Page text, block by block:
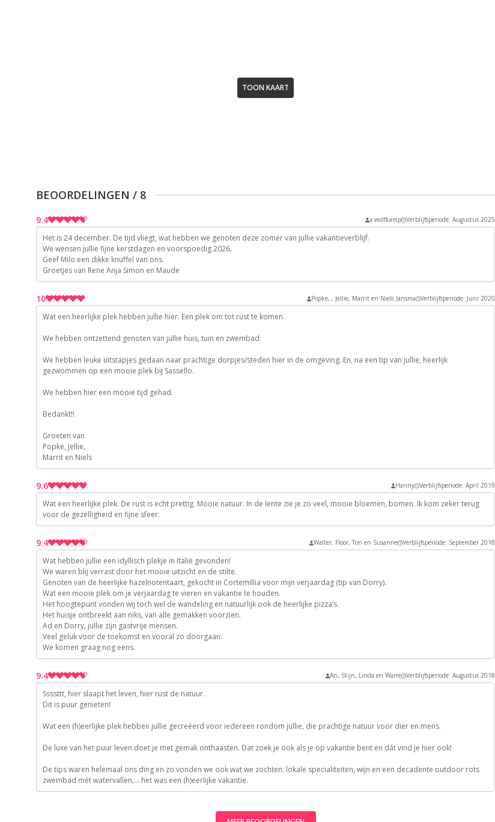
TOON KAART
BEOORDELINGEN / 8
9.4
10
10
9
9
a wolfkamp Verblijfsperiode: Augustus 2025
Het is 24 december. De tijd vliegt, wat hebben we genoten deze zomer van jullie vakantieverblijf.
We wensen jullie fijne kerstdagen en voorspoedig 2026.
Geef Milo een dikke knuffel van ons.
Groetjes van Rene Anja Simon en Maude
10
10
10
Popke, , Jellie, Marrit en Niels Jansma Verblijfsperiode: Juni 2020
Wat een heerlijke plek hebben jullie hier. Een plek om tot rust te komen.
We hebben ontzettend genoten van jullie huis, tuin en zwembad.
We hebben leuke uitstapjes gedaan naar prachtige dorpjes/steden hier in de omgeving. En, na een tip van jullie, heerlijk
gezwommen op een mooie plek bij Sassello.
We hebben hier een mooie tijd gehad.
Bedankt!!
Groeten van
Popke, Jellie,
Marrit en Niels
9.6
10
9
10
9
Hanny Verblijfsperiode: April 2019
Wat een heerlijke plek. De rust is echt prettig. Mooie natuur. In de lente zie je zo veel, mooie bloemen, bomen. Ik kom zeker terug
voor de gezelligheid en fijne sfeer.
9.4
9
10
8
10
10
Walter, Floor, Ton en Susanne Verblijfsperiode: September 2018
Wat hebben jullie een idyllisch plekje in Italië gevonden!
We waren blij verrast door het mooie uitzicht en de stilte.
Genoten van de heerlijke hazelnotentaart, gekocht in Cortemillia voor mijn verjaardag (tip van Dorry).
Wat een mooie plek om je verjaardag te vieren en vakantie te houden.
Het hoogtepunt vonden wij toch wel de wandeling en natuurlijk ook de heerlijke pizza’s.
Het huisje ontbreekt aan niks, van alle gemakken voorzien.
Ad en Dorry, jullie zijn gastvrije mensen.
Veel geluk voor de toekomst en vooral zo doorgaan.
We komen graag nog eens.
9.4
10
9
9
An, Stijn, Linda en Warre Verblijfsperiode: Augustus 2018
Ssssttt, hier slaapt het leven, hier rust de natuur.
Dit is puur genieten!
Wat een (h)eerlijke plek hebben jullie gecreëerd voor iedereen rondom jullie, die prachtige natuur voor dier en mens.
De luxe van het puur leven doet je met gemak onthaasten. Dat zoek je ook als je op vakantie bent en dát vind je hier ook!
De tips waren helemaal ons ding en zo vonden we ook wat we zochten: lokale specialiteiten, wijn en een decadente outdoor rots
zwembad mét watervallen,… het was een (h)eerlijke vakantie.